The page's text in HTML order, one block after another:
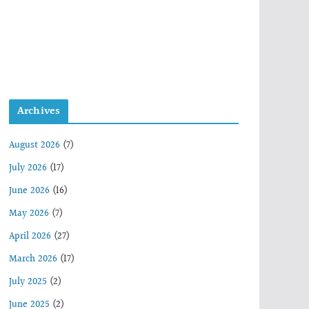
Archives
August 2026 (7)
July 2026 (17)
June 2026 (16)
May 2026 (7)
April 2026 (27)
March 2026 (17)
July 2025 (2)
June 2025 (2)